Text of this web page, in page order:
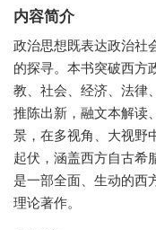
内容简介
政治思想既表达政治社
的探寻。本书突破西方
教、社会、经济、法律
推陈出新，融文本解读
景，在多视角、大视野
起伏，涵盖西方自古希
是一部全面、生动的西
理论著作。